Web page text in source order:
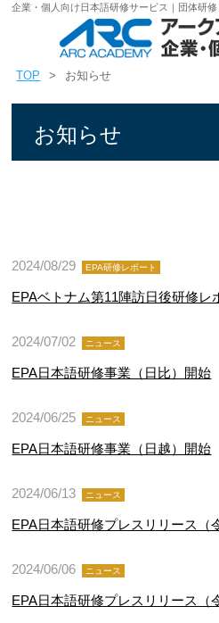
企業・個人向け日本語研修サービス｜団体研
TOP お知らせ
お知らせ
2024/08/29 EPA研修レポート
EPAベトナム第11陣訪日後研修レ
2024/07/02 ニュース
EPA日本語研修事業（日比）開始
2024/06/25 ニュース
EPA日本語研修事業（日越）開始
2024/06/13 ニュース
EPA日本語研修プレスリリース（
2024/06/06 ニュース
EPA日本語研修プレスリリース（